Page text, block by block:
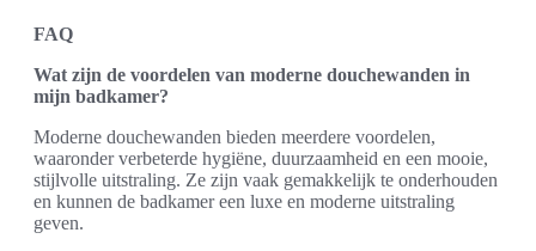
FAQ
Wat zijn de voordelen van moderne douchewanden in
mijn badkamer?
Moderne douchewanden bieden meerdere voordelen,
waaronder verbeterde hygiëne, duurzaamheid en een mooie,
stijlvolle uitstraling. Ze zijn vaak gemakkelijk te onderhouden
en kunnen de badkamer een luxe en moderne uitstraling
geven.